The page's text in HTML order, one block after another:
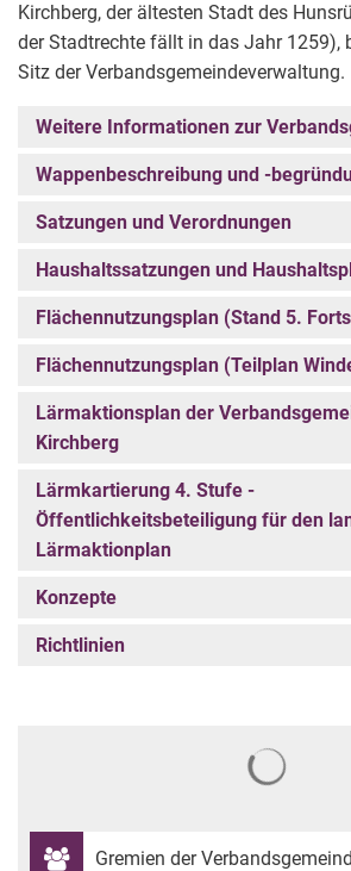
Kirchberg, der ältesten Stadt des
der Stadtrechte fällt in das Jahr 1259),
Sitz der Verbandsgemeindeverwaltung.
Weitere Informationen zur
Wappenbeschreibung und -
Satzungen und Verordnungen
Haushaltssatzungen und
Flächennutzungsplan (Stand 5.
Flächennutzungsplan (Teilplan
Lärmaktionsplan der
Kirchberg
Lärmkartierung 4. Stufe -
Öffentlichkeitsbeteiligung für den
Lärmaktionplan
Konzepte
Richtlinien
Gremien der